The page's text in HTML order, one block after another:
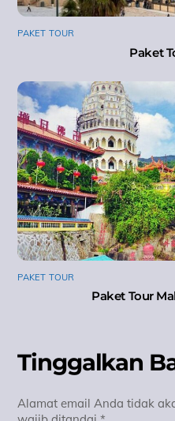
PAKET TOUR
Paket
PAKET TOUR
Paket Tour
Tinggalkan
Alamat email Anda tidak